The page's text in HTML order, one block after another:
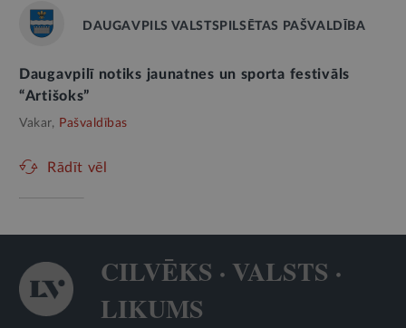
DAUGAVPILS VALSTSPILSĒTAS PAŠVALDĪBA
Daugavpilī notiks jaunatnes un sporta festivāls
“Artišoks”
Vakar, Pašvaldības
Rādīt vēl
CILVĒKS · VALSTS ·
LIKUMS